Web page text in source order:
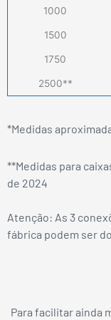
1000
1500
1750
2500**
*Medidas
**Medidas para
de 2024
Atenção: As 3
fábrica podem ser
Para facilitar ainda